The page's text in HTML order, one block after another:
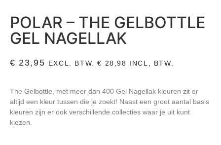
POLAR – THE GELBOTTLE
GEL NAGELLAK
€ 23,95 EXCL. BTW.€ 28,98 INCL, BTW.
The Gelbottle, met meer dan 400 Gel Nagellak kleuren zit er
altijd een kleur tussen die je zoekt! Naast een groot aantal basis
kleuren zijn er ook verschillende collecties waar je uit kunt
kiezen.